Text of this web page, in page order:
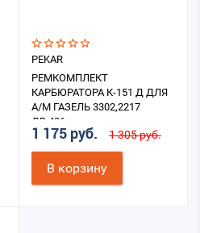
PEKAR
РЕМКОМПЛЕКТ
КАРБЮРАТОРА К-151 Д ДЛЯ
А/М ГАЗЕЛЬ 3302,2217
ДВ.406
1 175 руб. 1 305 руб.
В корзину